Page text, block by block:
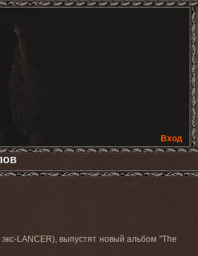
Вход
LANCER), выпустят новый альбом "The